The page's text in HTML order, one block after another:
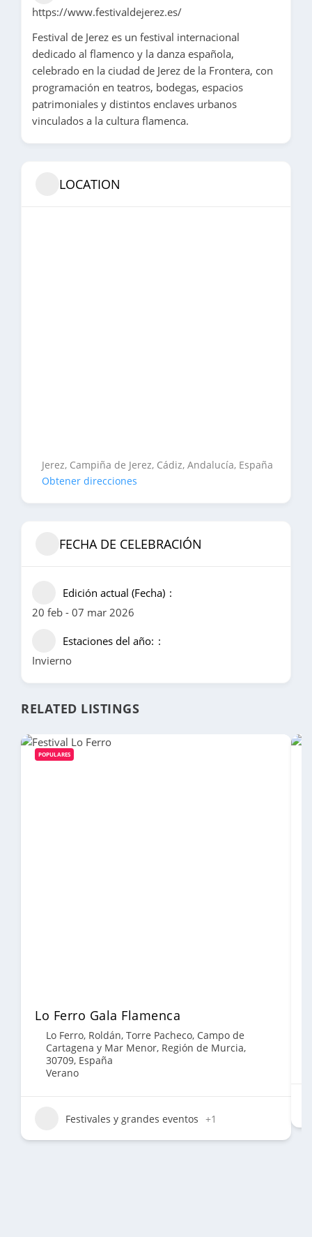
https://www.festivaldejerez.es/
Festival de Jerez es un festival internacional
dedicado al flamenco y la danza española,
celebrado en la ciudad de Jerez de la Frontera, con
programación en teatros, bodegas, espacios
patrimoniales y distintos enclaves urbanos
vinculados a la cultura flamenca.
LOCATION
Jerez, Campiña de Jerez, Cádiz, Andalucía, España
Obtener direcciones
FECHA DE CELEBRACIÓN
Edición actual (Fecha)
20 feb - 07 mar 2026
Estaciones del año:
Invierno
RELATED LISTINGS
POPULARES
Lo Ferro Gala Flamenca
Lo Ferro, Roldán, Torre Pacheco, Campo de
Cartagena y Mar Menor, Región de Murcia,
30709, España
Verano
Festivales y grandes eventos +1